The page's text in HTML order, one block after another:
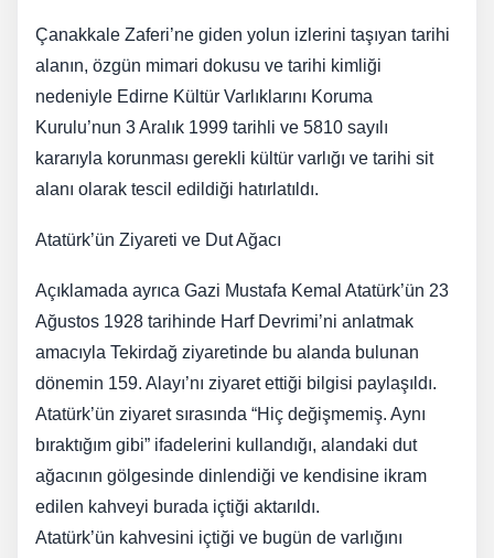
Çanakkale Zaferi’ne giden yolun izlerini taşıyan tarihi
alanın, özgün mimari dokusu ve tarihi kimliği
nedeniyle Edirne Kültür Varlıklarını Koruma
Kurulu’nun 3 Aralık 1999 tarihli ve 5810 sayılı
kararıyla korunması gerekli kültür varlığı ve tarihi sit
alanı olarak tescil edildiği hatırlatıldı.
Atatürk’ün Ziyareti ve Dut Ağacı
Açıklamada ayrıca Gazi Mustafa Kemal Atatürk’ün 23
Ağustos 1928 tarihinde Harf Devrimi’ni anlatmak
amacıyla Tekirdağ ziyaretinde bu alanda bulunan
dönemin 159. Alayı’nı ziyaret ettiği bilgisi paylaşıldı.
Atatürk’ün ziyaret sırasında “Hiç değişmemiş. Aynı
bıraktığım gibi” ifadelerini kullandığı, alandaki dut
ağacının gölgesinde dinlendiği ve kendisine ikram
edilen kahveyi burada içtiği aktarıldı.
Atatürk’ün kahvesini içtiği ve bugün de varlığını